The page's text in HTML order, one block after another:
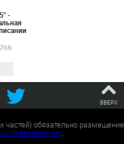
-
ВВЕРХ
частей) обязательно размещение
.